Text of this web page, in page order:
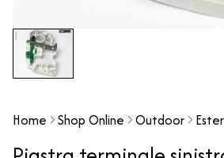
Home Shop Online Outdoor